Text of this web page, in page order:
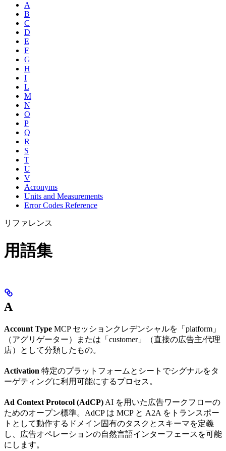
A
B
C
D
E
F
G
H
I
L
M
N
O
P
Q
R
S
T
U
V
Acronyms
Units and Measurements
Error Codes Reference
リファレンス
用語集
A
Account Type MCP セッションクレデンシャルを「platform」
（アグリゲーター）または「customer」（直接の広告主/代理
店）として分類したもの。
Activation 特定のプラットフォームとシートでシグナルをタ
ーゲティングに利用可能にするプロセス。
Ad Context Protocol (AdCP) AI を用いた広告ワークフローの
ためのオープン標準。AdCP は MCP と A2A をトランスポー
トとして動作するドメイン固有のタスクとスキーマを定義
し、広告オペレーションの自然言語インターフェースを可能
にします。